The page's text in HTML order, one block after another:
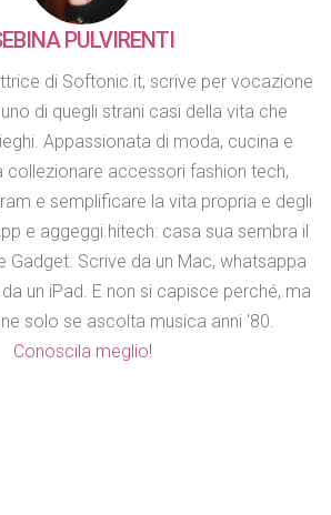
PULVIRENTI
di Softonic.it, scrive per vocazione
di quegli strani casi della vita che
Appassionata di moda, cucina e
collezionare accessori fashion tech,
e semplificare la vita propria e degli
e aggeggi hitech: casa sua sembra il
Scrive da un Mac, whatsappa
un iPad. E non si capisce perché, ma
solo se ascolta musica anni '80.
Conoscila meglio!